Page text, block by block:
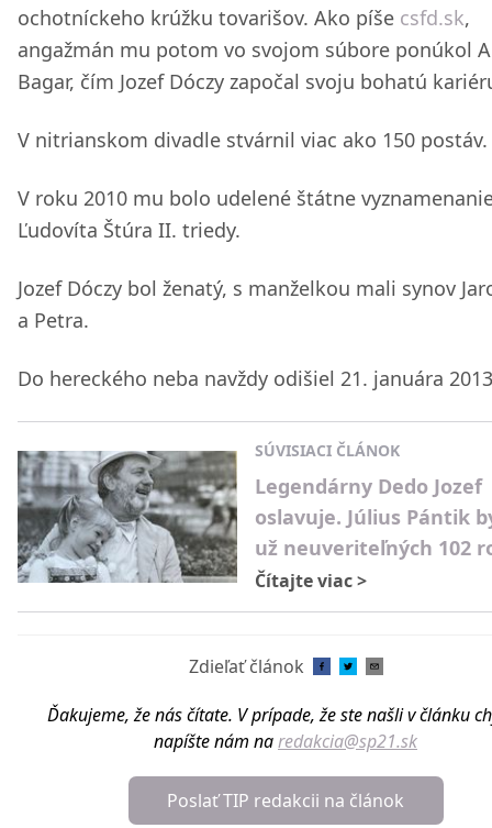
ochotníckeho krúžku tovarišov. Ako píše csfd.sk,
angažmán mu potom vo svojom súbore ponúkol
Bagar, čím Jozef Dóczy započal svoju bohatú
V nitrianskom divadle stvárnil viac ako 150 postáv.
V roku 2010 mu bolo udelené štátne
Ľudovíta Štúra II. triedy.
Jozef Dóczy bol ženatý, s manželkou mali synov
a Petra.
Do hereckého neba navždy odišiel 21. januára
SÚVISIACI ČLÁNOK
Legendárny Dedo Jozef
oslavuje. Július Pántik
už neuveriteľných 102
Čítajte viac>
Zdieľať článok
Ďakujeme, že nás čítate. V prípade, že ste našli v článku
napíšte nám naredakcia@sp21.sk
Poslať TIP redakcii na článok